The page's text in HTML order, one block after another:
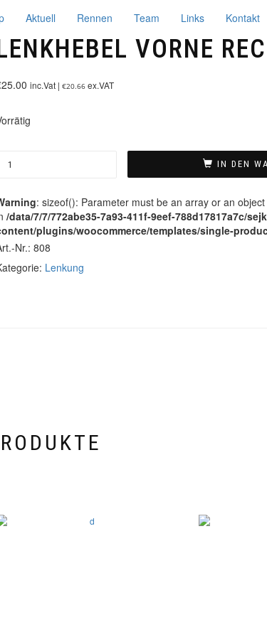
Aktuell Rennen Team Links Kontakt
VORNE
25.00 inc.Vat | €20.66 ex.VAT
IN DEN
: sizeof(): Parameter must be an array or an
/data/7/7/772abe35-7a93-411f-9eef-788d17817a7c/
plugins/woocommerce/templates/single-
Nr.: 808
Lenkung